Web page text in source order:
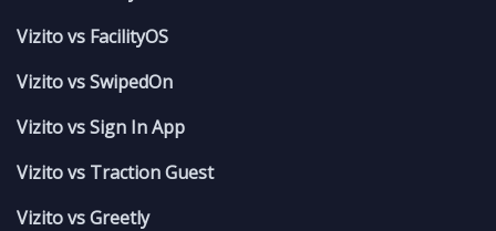
Vizito vs FacilityOS
Vizito vs SwipedOn
Vizito vs Sign In App
Vizito vs Traction Guest
Vizito vs Greetly